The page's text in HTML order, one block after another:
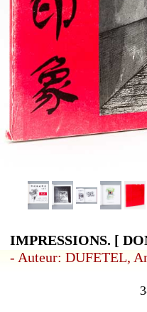
IMPRESSIONS. [
- Auteur: DUFETEL,